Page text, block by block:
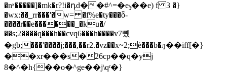
�nʶ�����]�mk�r?!i�դd��#^=�eݸ��e) f 3 �}
�wx:��_rr���'�w= �f%e�ty���ȭ-
����r��e������_�ku�/
��s;2����q���h��cvq6���h����v7뼸
�gb;���'����j;���,��r2.�vz��x~2;ė���b�ԓ��iff[�}
��xr���s�26cp��q�yj
8�^�h{��o�^ge��j\qʳ�}